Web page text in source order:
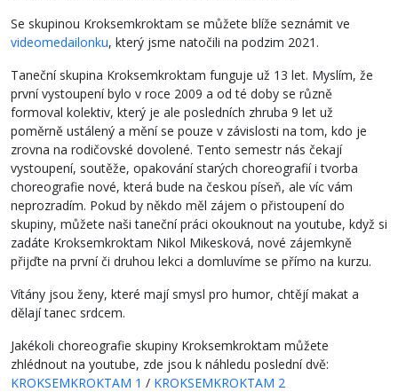
Se skupinou Kroksemkroktam se můžete blíže seznámit ve
videomedailonku, který jsme natočili na podzim 2021.
Taneční skupina Kroksemkroktam funguje už 13 let. Myslím, že
první vystoupení bylo v roce 2009 a od té doby se různě
formoval kolektiv, který je ale posledních zhruba 9 let už
poměrně ustálený a mění se pouze v závislosti na tom, kdo je
zrovna na rodičovské dovolené. Tento semestr nás čekají
vystoupení, soutěže, opakování starých choreografií i tvorba
choreografie nové, která bude na českou píseň, ale víc vám
neprozradím. Pokud by někdo měl zájem o přistoupení do
skupiny, můžete naši taneční práci okouknout na youtube, když si
zadáte Kroksemkroktam Nikol Mikesková, nové zájemkyně
přijďte na první či druhou lekci a domluvíme se přímo na kurzu.
Vítány jsou ženy, které mají smysl pro humor, chtějí makat a
dělají tanec srdcem.
Jakékoli choreografie skupiny Kroksemkroktam můžete
zhlédnout na youtube, zde jsou k náhledu poslední dvě:
KROKSEMKROKTAM 1 / KROKSEMKROKTAM 2